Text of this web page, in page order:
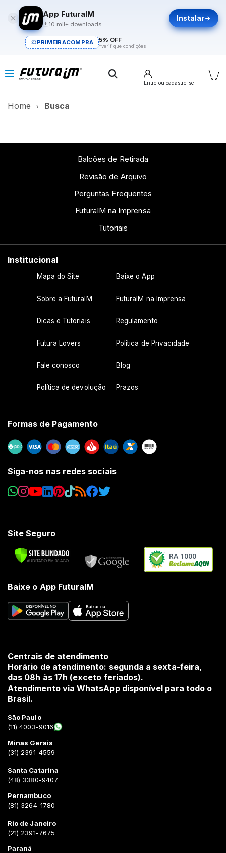
App FuturaIM
10 mil+ downloads
Instalar
PRIMEIRACOMPRA 5% OFF
*verifique condições
Entre ou cadastre-se
Home Busca
Balcões de Retirada
Revisão de Arquivo
Perguntas Frequentes
FuturaIM na Imprensa
Tutoriais
Institucional
Mapa do Site Baixe o App
Sobre a FuturaIM FuturaIM na Imprensa
Dicas e Tutoriais Regulamento
Futura Lovers Política de Privacidade
Fale conosco Blog
Política de devolução Prazos
Formas de Pagamento
Siga-nos nas redes sociais
Site Seguro
RA 1000
Baixe o App FuturaIM
Centrais de atendimento
Horário de atendimento: segunda a sexta-feira,
das 08h às 17h (exceto feriados).
Atendimento via WhatsApp disponível para todo o
Brasil.
São Paulo
(11) 4003-9016
Minas Gerais
(31) 2391-4559
Santa Catarina
(48) 3380-9407
Pernambuco
(81) 3264-1780
Rio de Janeiro
(21) 2391-7675
Paraná